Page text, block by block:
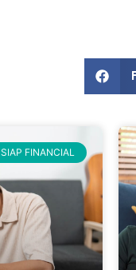
SIAP FINANCIAL